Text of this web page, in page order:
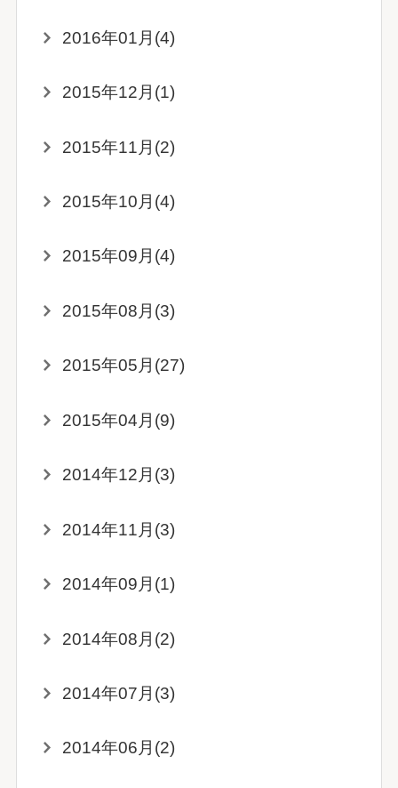
2016年01月(4)
2015年12月(1)
2015年11月(2)
2015年10月(4)
2015年09月(4)
2015年08月(3)
2015年05月(27)
2015年04月(9)
2014年12月(3)
2014年11月(3)
2014年09月(1)
2014年08月(2)
2014年07月(3)
2014年06月(2)